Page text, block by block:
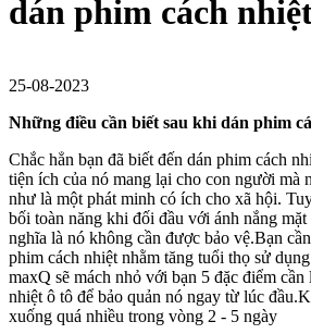
dán phim cách
25-08-2023
Những điều cần biết sau khi dán phim
Chắc hẳn bạn đã biết đến dán phim cách
tiện ích của nó mang lại cho con người mà
như là một phát minh có ích cho xã hội.
bối toàn năng khi đối đầu với ánh nắng
nghĩa là nó không cần được bảo vệ.Bạn
phim cách nhiệt nhằm tăng tuổi thọ sử
maxQ sẽ mách nhỏ với bạn 5 đặc điểm
nhiệt ô tô để bảo quản nó ngay từ lúc
xuống quá nhiều trong vòng 2 - 5 ngày